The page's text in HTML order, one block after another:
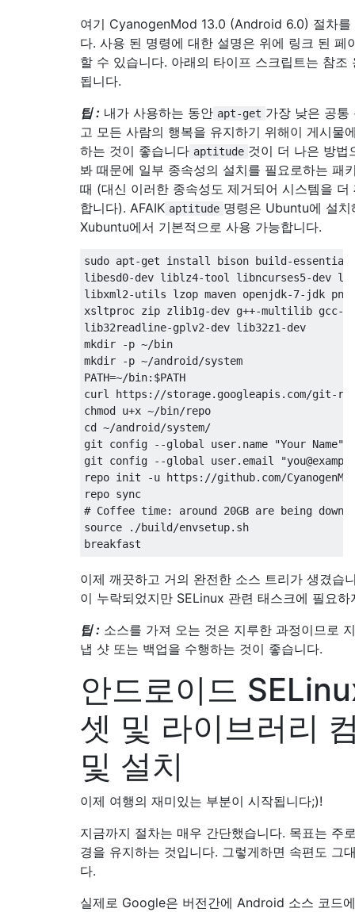
여기 CyanogenMod 13.0 (Android 6.0) 절차를
다. 사용 된 명령에 대한 설명은 위에 링크 된 페
할 수 있습니다. 아래의 타이프 스크립트는 참조
됩니다.
팁 : 내가 사용하는 동안 apt-get 가장 낮은 공통
고 모든 사람의 행복을 유지하기 위해이 게시물
하는 것이 좋습니다 aptitude 것이 더 나은 방법
봐 때문에 일부 종속성의 설치를 필요로하는 패
때 (대신 이러한 종속성도 제거되어 시스템을 더
합니다). AFAIK aptitude 명령은 Ubuntu에 설치
Xubuntu에서 기본적으로 사용 가능합니다.
sudo apt-get install bison build-
libesd0-dev liblz4-tool libncurses5-dev
libxml2-utils lzop maven openjdk-7-jdk
xsltproc zip zlib1g-dev g++-multilib gcc-
lib32readline-gplv2-dev lib32z1-dev
mkdir -p ~/bin
mkdir -p ~/android/system
PATH=~/bin:$PATH
curl https://storage.googleapis.com/git-
chmod u+x ~/bin/repo
cd ~/android/system/
git config --global user.name "Your Name"
git config --global user.email
repo init -u https://github.com/
repo sync
# Coffee time: around 20GB are being
source ./build/envsetup.sh
이제 깨끗하고 거의 완전한 소스 트리가 생겼습
이 누락되었지만 SELinux 관련 태스크에 필요하
팁 : 소스를 가져 오는 것은 지루한 과정이므로
냅 샷 또는 백업을 수행하는 것이 좋습니다.
안드로이드
셋 및 라이브러리
및 설치
이제 여행의 재미있는 부분이 시작됩니다;)!
지금까지 절차는 매우 간단했습니다. 목표는 주
경을 유지하는 것입니다. 그렇게하면 속편도 그
다.
실제로 Google은 버전간에 Android 소스 코드